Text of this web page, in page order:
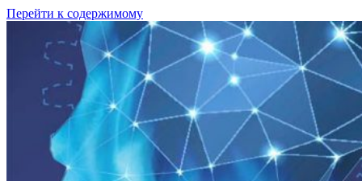
Перейти к содержимому